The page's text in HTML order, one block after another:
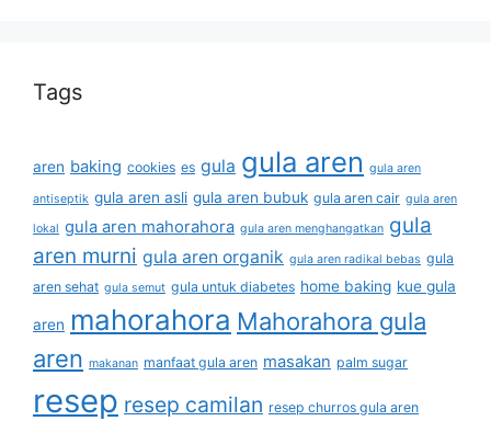
Tags
aren baking cookies es gula gula aren gula aren
antiseptik gula aren asli gula aren bubuk gula aren cair gula aren
lokal gula aren mahorahora gula aren menghangatkan gula
aren murni gula aren organik gula aren radikal bebas gula
aren sehat gula semut gula untuk diabetes home baking kue gula
aren mahorahora Mahorahora gula
aren makanan manfaat gula aren masakan palm sugar
resep resep camilan resep churros gula aren